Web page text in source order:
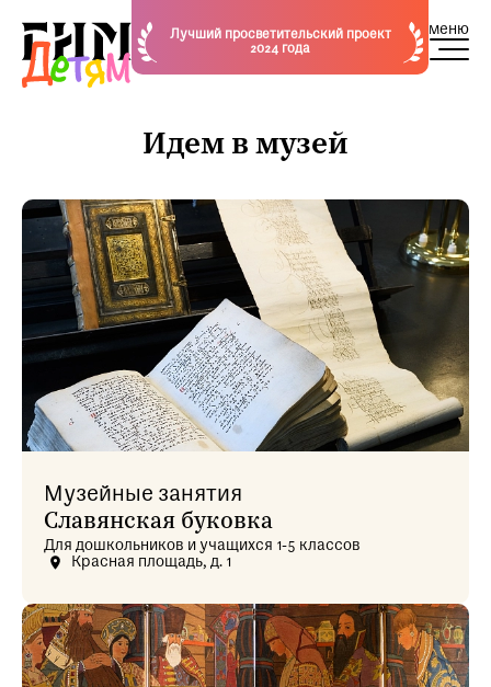
Лучший просветительский проект
2024 года
меню
Идем в музей
Музейные занятия
Славянская буковка
Для дошкольников и учащихся 1-5 классов
Красная площадь, д. 1